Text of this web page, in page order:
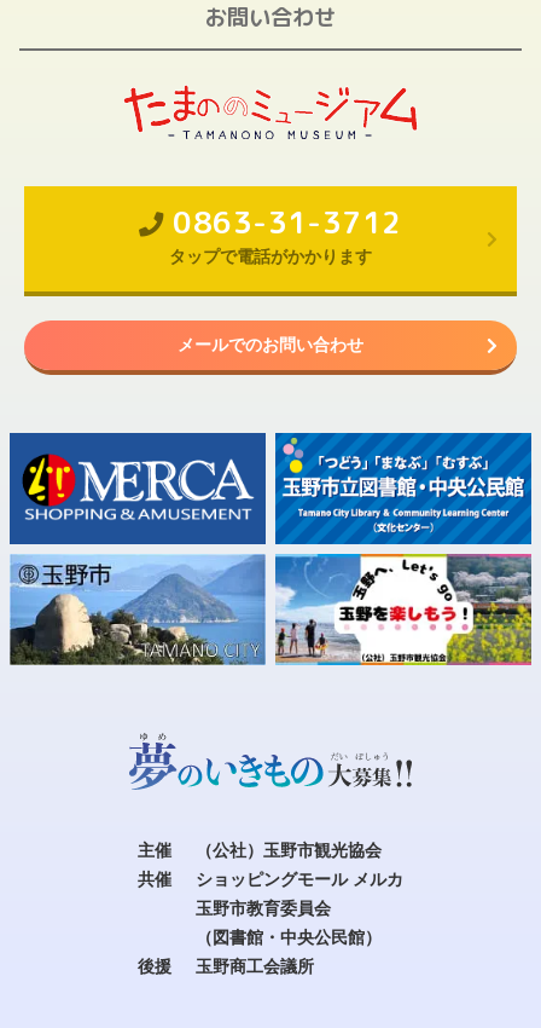
お問い合わせ
0863-31-3712
タップで電話がかかります
メールでのお問い合わせ
主催
（公社）玉野市観光協会
共催
ショッピングモール メルカ
玉野市教育委員会
（図書館・中央公民館）
後援
玉野商工会議所